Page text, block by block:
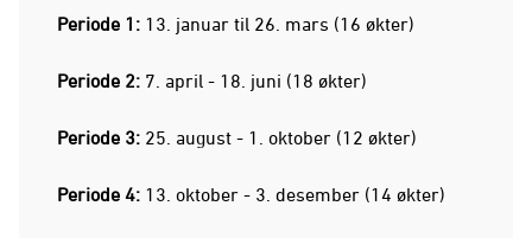
Periode 1: 13. januar til 26. mars (16 økter)
Periode 2: 7. april - 18. juni (18 økter)
Periode 3: 25. august - 1. oktober (12 økter)
Periode 4: 13. oktober - 3. desember (14 økter)